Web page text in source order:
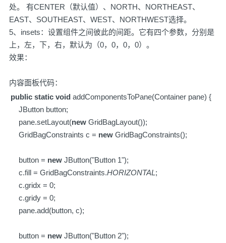
处。 有CENTER（默认值）、NORTH、NORTHEAST、
EAST、SOUTHEAST、WEST、NORTHWEST选择。
5、insets：设置组件之间彼此的间距。它有四个参数，分别是
上，左，下，右，默认为（0，0，0，0）。
效果：
内容面板代码：
public static void addComponentsToPane(Container pane) {
JButton button;
pane.setLayout(new GridBagLayout());
GridBagConstraints c = new GridBagConstraints();
button = new JButton("Button 1");
c.fill = GridBagConstraints.HORIZONTAL;
c.gridx = 0;
c.gridy = 0;
pane.add(button, c);
button = new JButton("Button 2");